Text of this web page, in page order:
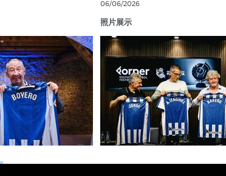
06/06/2026
照片展示